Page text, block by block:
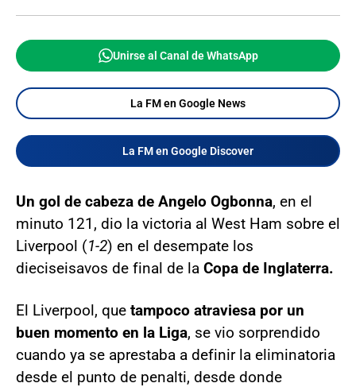
Unirse al Canal de WhatsApp
La FM en Google News
La FM en Google Discover
Un gol de cabeza de Angelo Ogbonna, en el
minuto 121, dio la victoria al West Ham sobre el
Liverpool (1-2) en el desempate los
dieciseisavos de final de la Copa de Inglaterra.
El Liverpool, que tampoco atraviesa por un
buen momento en la Liga, se vio sorprendido
cuando ya se aprestaba a definir la eliminatoria
desde el punto de penalti, desde donde